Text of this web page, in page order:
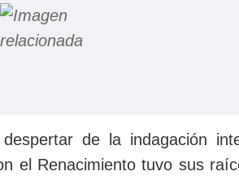
despertar de la indagación
el Renacimiento tuvo sus